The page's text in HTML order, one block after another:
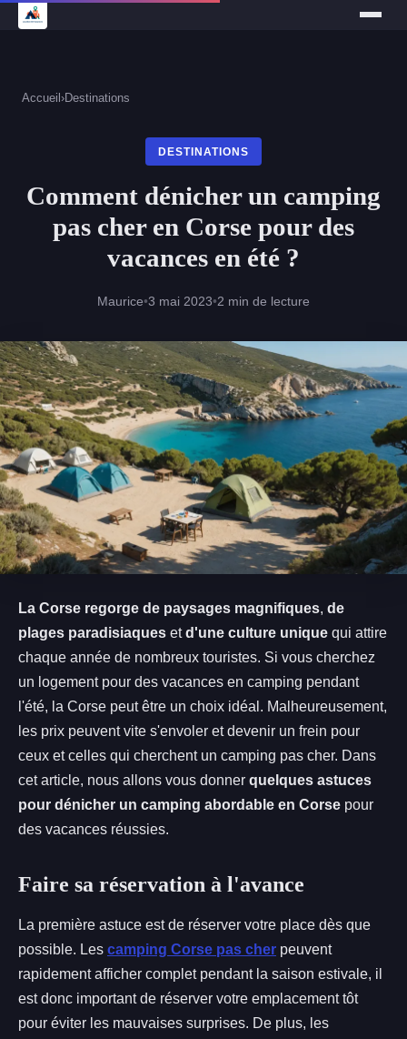
Accueil ›Destinations
DESTINATIONS
Comment dénicher un camping
pas cher en Corse pour des
vacances en été ?
Maurice•3 mai 2023•2 min de lecture
La Corse regorge de paysages magnifiques, de
plages paradisiaques etd'une culture unique qui attire
chaque année de nombreux touristes. Si vous cherchez
un logement pour des vacances en camping pendant
l'été, la Corse peut être un choix idéal. Malheureusement,
les prix peuvent vite s'envoler et devenir un frein pour
ceux et celles qui cherchent un camping pas cher. Dans
cet article, nous allons vous donner quelques astuces
pour dénicher un camping abordable en Corse pour
des vacances réussies.
Faire sa réservation à l'avance
La première astuce est de réserver votre place dès que
possible. Les camping Corse pas cher peuvent
rapidement afficher complet pendant la saison estivale, il
est donc important de réserver votre emplacement tôt
pour éviter les mauvaises surprises. De plus, les